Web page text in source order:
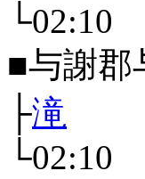
■与謝郡
├滝